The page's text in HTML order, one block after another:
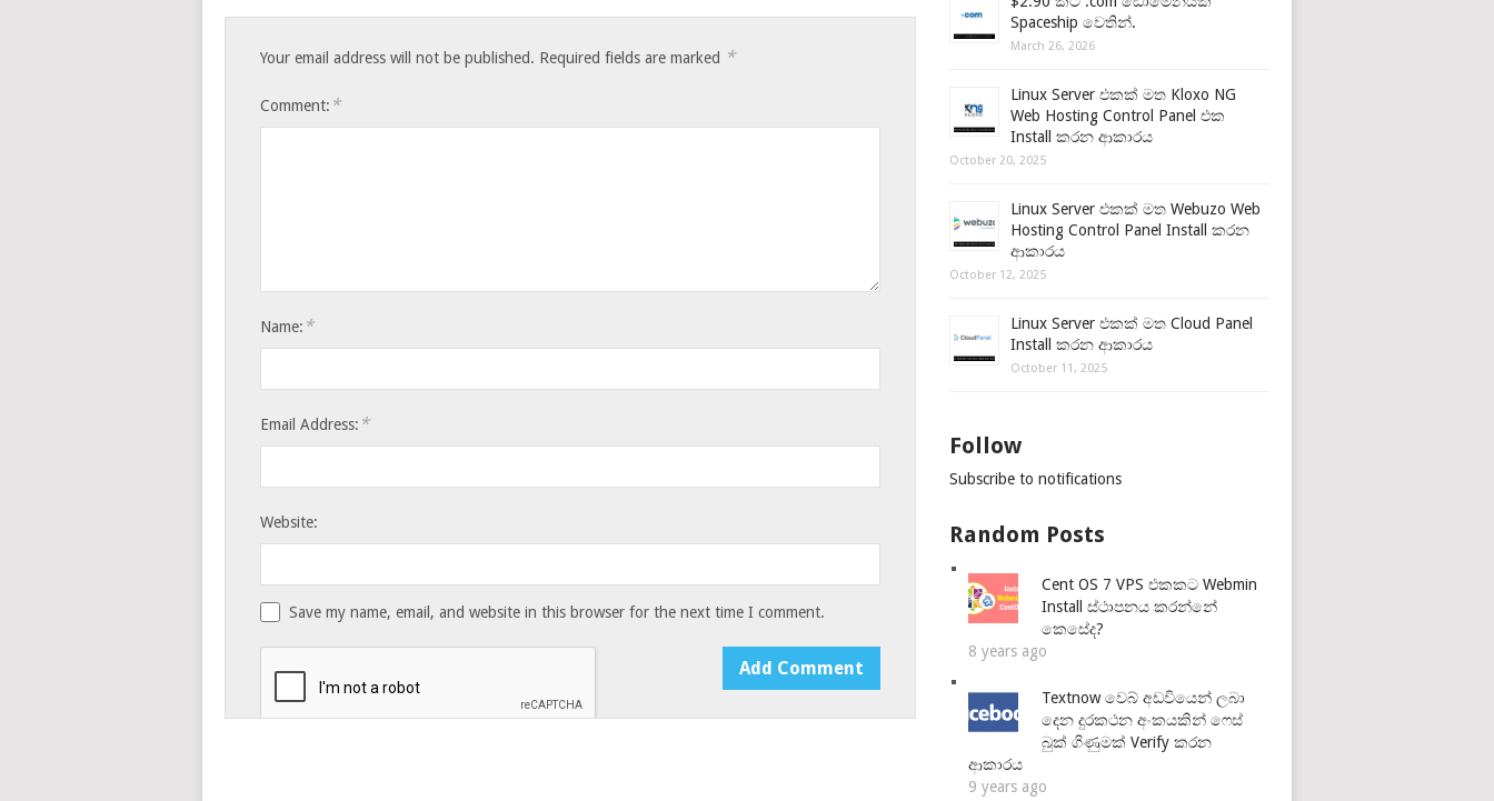
Your email address will not be published. Required fields are marked *
Comment: *
Name: *
Email Address: *
Website:
Save my name, email, and website in this browser for the next time I comment.
Spaceship වෙතින්.
March 26, 2026
Linux Server එකක් මත Kloxo NG
Web Hosting Control Panel එක
Install කරන ආකාරය
October 20, 2025
Linux Server එකක් මත Webuzo Web
Hosting Control Panel Install කරන
ආකාරය
October 12, 2025
Linux Server එකක් මත Cloud Panel
Install කරන ආකාරය
October 11, 2025
Follow
Subscribe to notifications
Random Posts
Cent OS 7 VPS එකකට Webmin
Install ස්ථාපනය කරන්නේ
කෙසේද?
8 years ago
Textnow වෙබ් අඩවියෙන් ලබා
දෙන දුරකථන අංකයකින් ෆෙස්
බුක් ගිණුමක් Verify කරන
ආකාරය
9 years ago